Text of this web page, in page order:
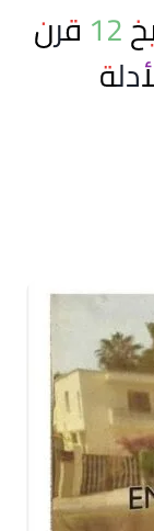
سبتة المغربية المحتلة: تاريخ 12 قرن